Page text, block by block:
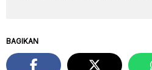
BAGIKAN